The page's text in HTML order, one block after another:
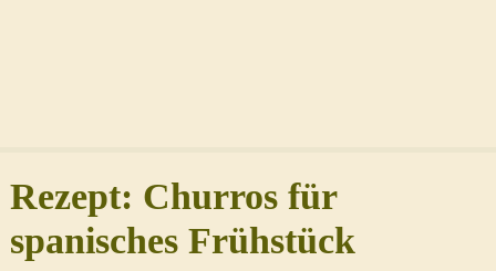
Rezept: Churros für
spanisches Frühstück